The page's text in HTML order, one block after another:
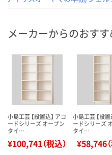
メーカーからのおす
小島工芸 【設置込】 アコ
ードシリーズ オープン
タイ…
¥100,741（税込）
小島工芸 【設置
ードシリーズ
タイ…
¥58,746（